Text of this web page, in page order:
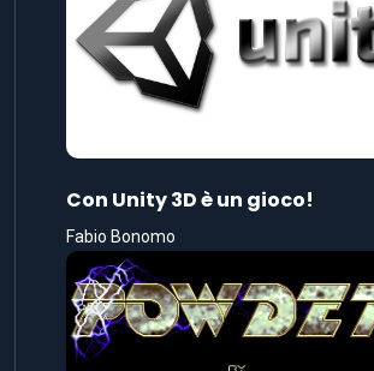
Con Unity 3D è un gioco!
Fabio Bonomo